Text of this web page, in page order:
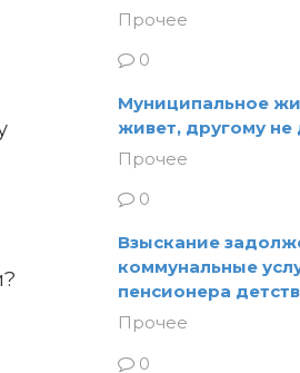
Прочее
0
Муниципальное
живет, другому не
Прочее
0
Взыскание
коммунальные
пенсионера
Прочее
0